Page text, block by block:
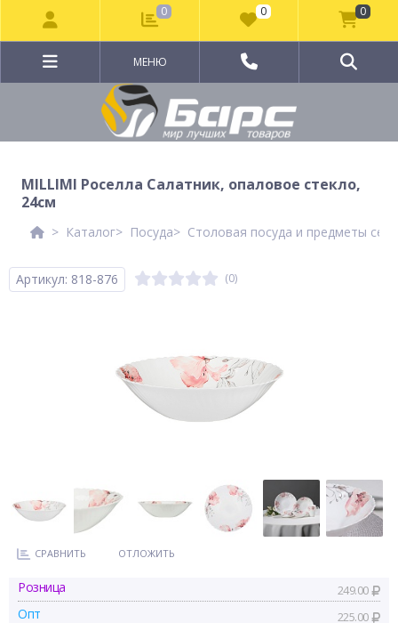
МЕНЮ
MILLIMI Роселла Салатник, опаловое стекло,
24см
Каталог Посуда Столовая посуда и предметы
Артикул: 818-876 (0)
СРАВНИТЬ ОТЛОЖИТЬ
Розница 249.00
Опт 225.00
0 0 0